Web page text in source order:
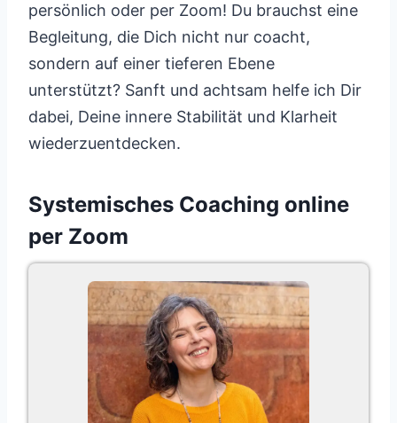
persönlich oder per Zoom! Du brauchst eine
Begleitung, die Dich nicht nur coacht,
sondern auf einer tieferen Ebene
unterstützt? Sanft und achtsam helfe ich Dir
dabei, Deine innere Stabilität und Klarheit
wiederzuentdecken.
Systemisches Coaching online
per Zoom